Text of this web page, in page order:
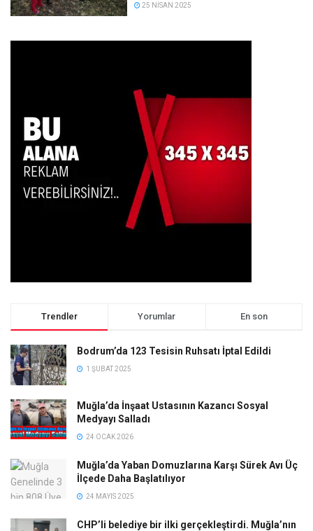
25 NISAN 2025
Trendler Yorumlar En son
Bodrum’da 123 Tesisin Ruhsatı İptal Edildi
1 ŞUBAT 2025
Muğla’da İnşaat Ustasının Kazancı Sosyal
Medyayı Salladı
24 OCAK 2026
Muğla’da Yaban Domuzlarına Karşı Sürek Avı Üç
İlçede Daha Başlatılıyor
24 MAYIS 2025
CHP’li belediye bir ilki gerçekleştirdi. Muğla’nın